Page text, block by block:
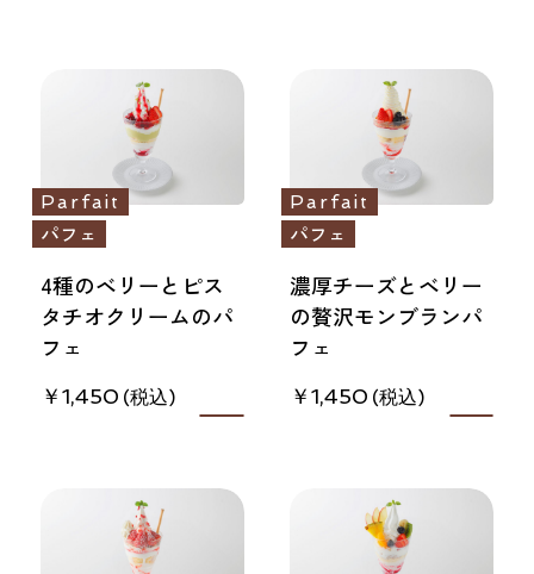
Parfait
パフェ
4種のベリーとピス
タチオクリームのパ
フェ
1,450
Parfait
パフェ
濃厚チーズとベリー
の贅沢モンブランパ
フェ
1,450